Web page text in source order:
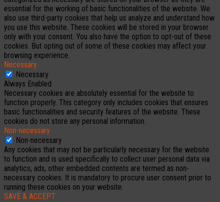
essential for the working of basic functionalities of the website. We
also use third-party cookies that help us analyze and understand how
you use this website. These cookies will be stored in your browser
only with your consent. You also have the option to opt-out of these
cookies. But opting out of some of these cookies may affect your
browsing experience.
Necessary
Necessary
Always Enabled
Necessary cookies are absolutely essential for the website to
function properly. This category only includes cookies that ensures
basic functionalities and security features of the website. These
cookies do not store any personal information.
Non-necessary
Non-necessary
Any cookies that may not be particularly necessary for the website
to function and is used specifically to collect user personal data via
analytics, ads, other embedded contents are termed as non-
necessary cookies. It is mandatory to procure user consent prior to
running these cookies on your website.
SAVE & ACCEPT